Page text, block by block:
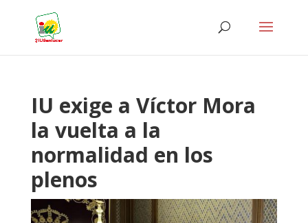
IU exige a Víctor Mora
la vuelta a la
normalidad en los
plenos